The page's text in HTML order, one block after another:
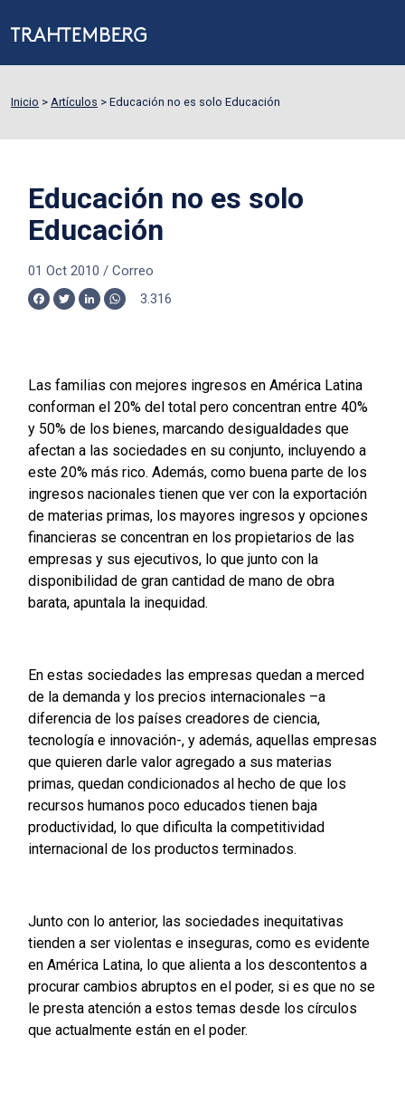
Inicio > Artículos > Educación no es solo Educación
Educación no es solo
Educación
01 Oct 2010 / Correo
Facebook
TwitterLinkedInWhatsApp
3.316
Las familias con mejores ingresos en América Latina
conforman el 20% del total pero concentran entre 40%
y 50% de los bienes, marcando desigualdades que
afectan a las sociedades en su conjunto, incluyendo a
este 20% más rico. Además, como buena parte de los
ingresos nacionales tienen que ver con la exportación
de materias primas, los mayores ingresos y opciones
financieras se concentran en los propietarios de las
empresas y sus ejecutivos, lo que junto con la
disponibilidad de gran cantidad de mano de obra
barata, apuntala la inequidad.
En estas sociedades las empresas quedan a merced
de la demanda y los precios internacionales –a
diferencia de los países creadores de ciencia,
tecnología e innovación-, y además, aquellas empresas
que quieren darle valor agregado a sus materias
primas, quedan condicionados al hecho de que los
recursos humanos poco educados tienen baja
productividad, lo que dificulta la competitividad
internacional de los productos terminados.
Junto con lo anterior, las sociedades inequitativas
tienden a ser violentas e inseguras, como es evidente
en América Latina, lo que alienta a los descontentos a
procurar cambios abruptos en el poder, si es que no se
le presta atención a estos temas desde los círculos
que actualmente están en el poder.